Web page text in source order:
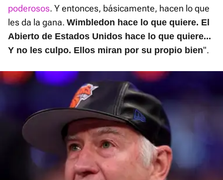
poderosos. Y entonces, básicamente, hacen lo que
les da la gana. Wimbledon hace lo que quiere. El
Abierto de Estados Unidos hace lo que quiere...
Y no les culpo. Ellos miran por su propio bien".